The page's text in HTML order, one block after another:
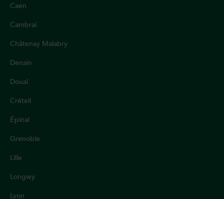
Caen
Cambrai
Châtenay Malabry
Denain
Douai
Créteil
Épinal
Grenoble
Lille
Longwy
Lyon